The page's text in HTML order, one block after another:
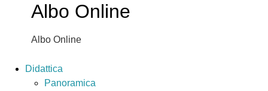
Albo Online
Albo Online
Didattica
Panoramica